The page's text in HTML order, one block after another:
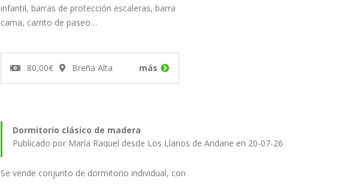
infantil, barras de protección escaleras, barra
cama, carrito de paseo…
80,00€ Breña Alta más
Dormitorio clásico de madera
Publicado por María Raquel desde Los Llanos de Aridane en 20-07-26
Se vende conjunto de dormitorio individual, con